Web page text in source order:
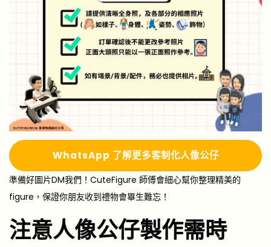
WhatsApp 了解更多客制化人像公仔
準備好圖片DM我們！CuteFigure 師傅會細心幫你整理精美的
figure，保證你朋友收到禮物會畢生難忘！
注意人像公仔製作需時